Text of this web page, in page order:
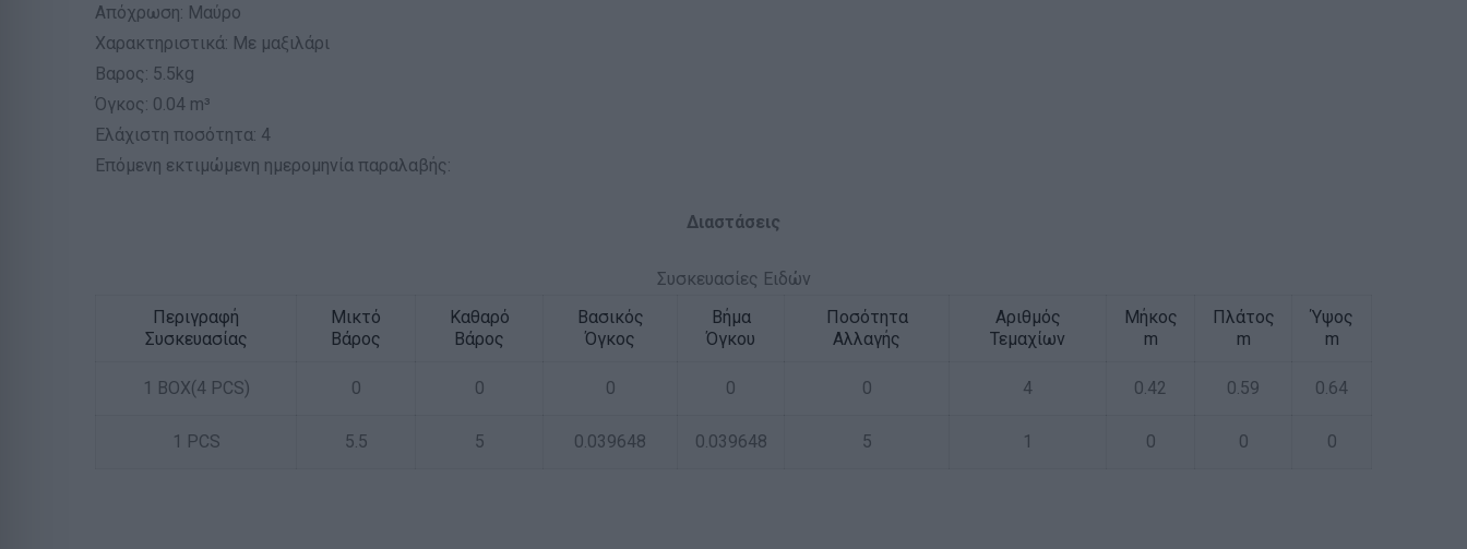
Απόχρωση: Μαύρο
Χαρακτηριστικά: Με μαξιλάρι
Βαρος: 5.5kg
Όγκος: 0.04 m³
Ελάχιστη ποσότητα: 4
Επόμενη εκτιμώμενη ημερομηνία παραλαβής:
Διαστάσεις
Συσκευασίες Ειδών
Περιγραφή
Συσκευασίας
Μικτό
Βάρος
Καθαρό
Βάρος
Βασικός
Όγκος
Βήμα
Όγκου
Ποσότητα
Αλλαγής
Αριθμός
Τεμαχίων
Μήκος
m
Πλάτος
m
Ύψος
m
1 BOX(4 PCS) 0 0 0 0 0 4 0.42 0.59 0.64
1 PCS 5.5 5 0.039648 0.039648 5 1 0 0 0